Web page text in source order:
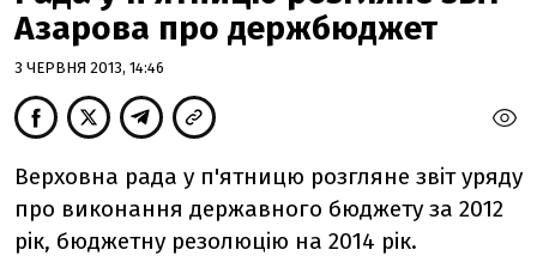
Азарова про держбюджет
3 ЧЕРВНЯ 2013, 14:46
Верховна рада у п'ятницю розгляне звiт уряду
про виконання державного бюджету за 2012
рiк, бюджетну резолюцiю на 2014 рiк.